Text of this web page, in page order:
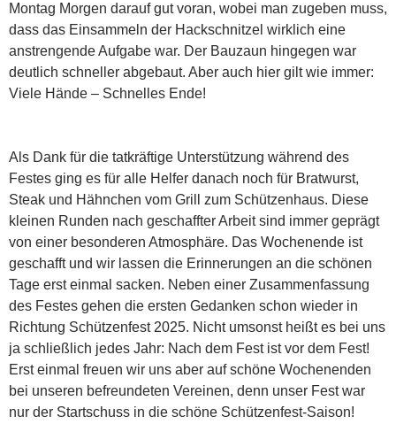
Montag Morgen darauf gut voran, wobei man zugeben muss,
dass das Einsammeln der Hackschnitzel wirklich eine
anstrengende Aufgabe war. Der Bauzaun hingegen war
deutlich schneller abgebaut. Aber auch hier gilt wie immer:
Viele Hände – Schnelles Ende!
Als Dank für die tatkräftige Unterstützung während des
Festes ging es für alle Helfer danach noch für Bratwurst,
Steak und Hähnchen vom Grill zum Schützenhaus. Diese
kleinen Runden nach geschaffter Arbeit sind immer geprägt
von einer besonderen Atmosphäre. Das Wochenende ist
geschafft und wir lassen die Erinnerungen an die schönen
Tage erst einmal sacken. Neben einer Zusammenfassung
des Festes gehen die ersten Gedanken schon wieder in
Richtung Schützenfest 2025. Nicht umsonst heißt es bei uns
ja schließlich jedes Jahr: Nach dem Fest ist vor dem Fest!
Erst einmal freuen wir uns aber auf schöne Wochenenden
bei unseren befreundeten Vereinen, denn unser Fest war
nur der Startschuss in die schöne Schützenfest-Saison!